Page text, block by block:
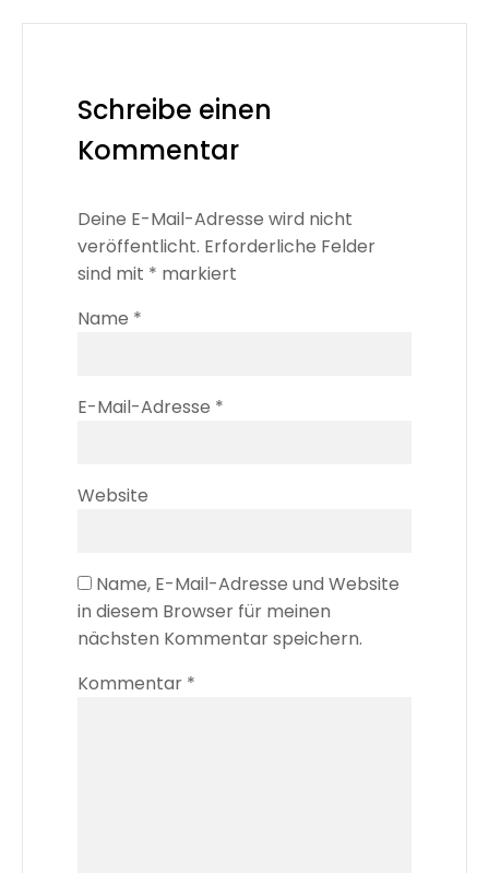
Schreibe einen
Kommentar
Deine E-Mail-Adresse wird nicht
veröffentlicht. Erforderliche Felder
sind mit * markiert
Name *
E-Mail-Adresse *
Website
Name, E-Mail-Adresse und Website
in diesem Browser für meinen
nächsten Kommentar speichern.
Kommentar *